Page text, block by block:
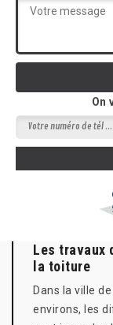
On
Les travaux
la toiture
Dans la ville
environs, les